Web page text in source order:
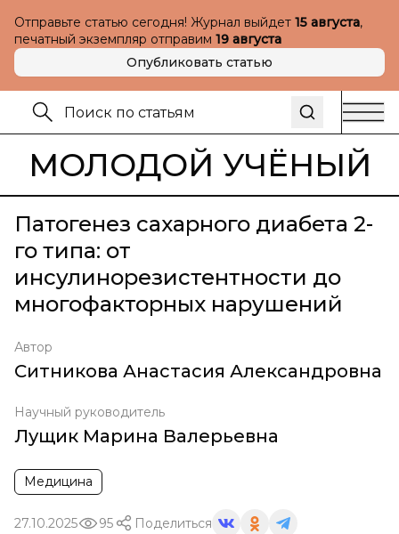
Отправьте статью сегодня! Журнал выйдет 15 августа,
печатный экземпляр отправим 19 августа
Опубликовать статью
МОЛОДОЙ УЧЁНЫЙ
Патогенез сахарного диабета 2-
го типа: от
инсулинорезистентности до
многофакторных нарушений
Автор
Ситникова Анастасия Александровна
Научный руководитель
Лущик Марина Валерьевна
Медицина
27.10.2025 95 Поделиться